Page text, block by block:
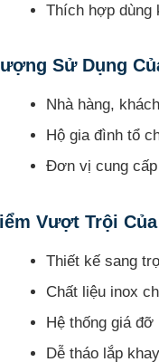
Thích hợp dùng
Sử Dụng
Nhà hàng,
Hộ gia đình tổ
Đơn vị cung
Vượt Trội
Thiết kế sang
Chất liệu inox
Hệ thống giá
Dễ tháo lắp